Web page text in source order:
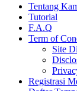
Tentang
Tutorial
F.A.Q
Term of
Site
Registrasi